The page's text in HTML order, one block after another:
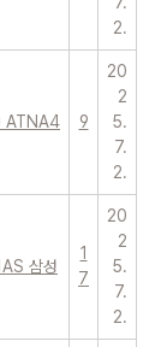
2.
ATNA4
9
20
2
5.
7.
2.
삼성
1
7
20
2
5.
7.
2.